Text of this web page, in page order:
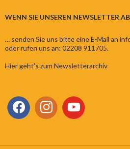
WENN SIE UNSEREN NEWSLETTER
… senden Sie uns bitte eine E-Mail an
oder rufen uns an: 02208 911705.
Hier geht’s zum Newsletterarchiv